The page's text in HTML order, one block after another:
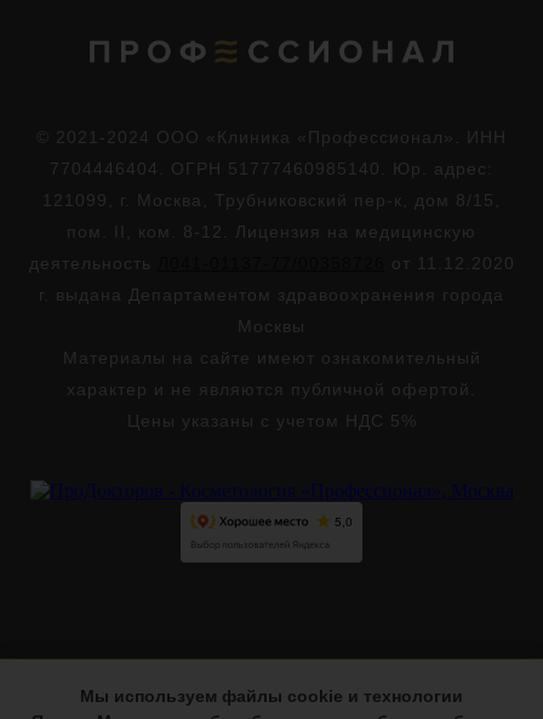
© 2021-2024 ООО «Клиника «Профессионал». ИНН
7704446404. ОГРН 51777460985140. Юр. адрес:
121099, г. Москва, Трубниковский пер-к, дом 8/15,
пом. II, ком. 8-12. Лицензия на медицинскую
деятельность
от 11.12.2020
г. выдана Департаментом здравоохранения города
Москвы
Материалы на сайте имеют ознакомительный
характер и не являются публичной офертой.
Цены указаны с учетом НДС 5%
Мы используем файлы cookie и технологии